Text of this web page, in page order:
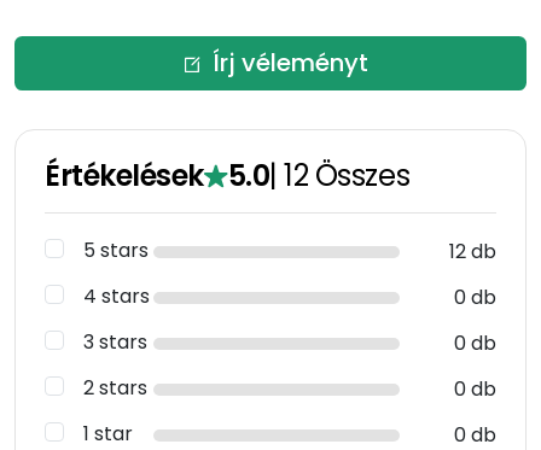
Írj véleményt
Értékelések 5.0|12 Összes
5 stars
12 db
4 stars
0 db
3 stars
0 db
2 stars
0 db
1 star
0 db